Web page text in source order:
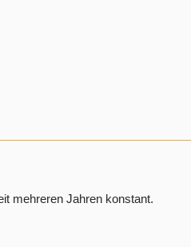
mehreren Jahren konstant.